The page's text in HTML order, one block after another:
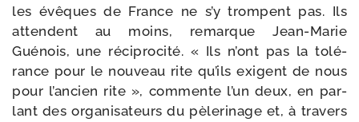
les évêques de France ne s’y trompent pas. Ils
attendent au moins, remarque Jean-​Marie
Guénois, une réci­pro­ci­té. « Ils n’ont pas la tolé­
rance pour le nou­veau rite qu’ils exigent de nous
pour l’ancien rite », com­mente l’un deux, en par­
lant des orga­ni­sa­teurs du pèle­ri­nage et, à tra­vers